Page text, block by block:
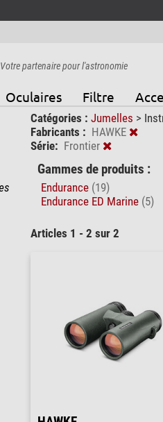
Votre partenaire pour l'astronomie
Oculaires Filtre
Catégories : Jumelles >
Fabricants : HAWKE
Série: Frontier
Gammes de produits :
Endurance (19)
Endurance ED Marine (5)
Articles 1 - 2 sur 2